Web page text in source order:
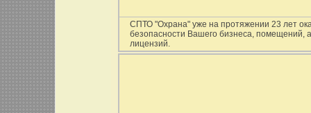
СПТО "Охрана" уже на протяжении 23 лет
безопасности Вашего бизнеса, помещений,
лицензий.